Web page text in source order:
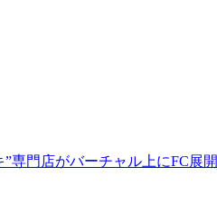
専門店がバーチャル上にFC展開